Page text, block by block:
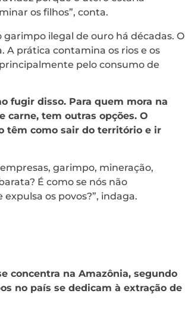
os filhos”, conta.
ilegal de ouro há décadas. O
A prática contamina os rios e os
pelo consumo de
fugir disso. Para quem mora na
carne, tem outras opções. O
têm como sair do território e ir
garimpo, mineração,
É como se nós não
os povos?”, indaga.
concentra na Amazônia, segundo
no país se dedicam à extração de